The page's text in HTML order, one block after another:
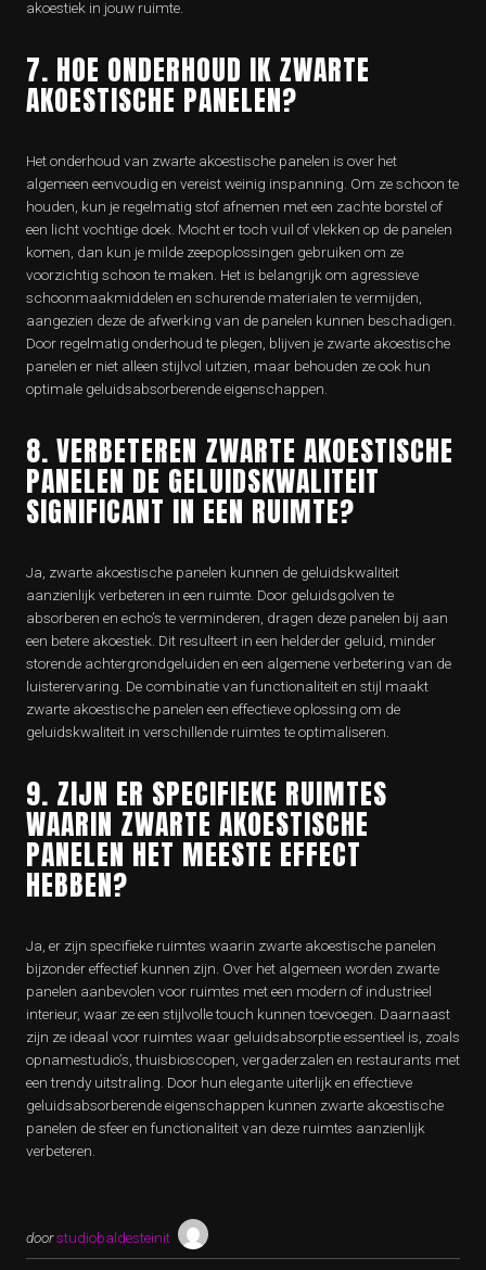
akoestiek in jouw ruimte.
7. HOE ONDERHOUD IK ZWARTE
AKOESTISCHE PANELEN?
Het onderhoud van zwarte akoestische panelen is over het
algemeen eenvoudig en vereist weinig inspanning. Om ze schoon te
houden, kun je regelmatig stof afnemen met een zachte borstel of
een licht vochtige doek. Mocht er toch vuil of vlekken op de panelen
komen, dan kun je milde zeepoplossingen gebruiken om ze
voorzichtig schoon te maken. Het is belangrijk om agressieve
schoonmaakmiddelen en schurende materialen te vermijden,
aangezien deze de afwerking van de panelen kunnen beschadigen.
Door regelmatig onderhoud te plegen, blijven je zwarte akoestische
panelen er niet alleen stijlvol uitzien, maar behouden ze ook hun
optimale geluidsabsorberende eigenschappen.
8. VERBETEREN ZWARTE AKOESTISCHE
PANELEN DE GELUIDSKWALITEIT
SIGNIFICANT IN EEN RUIMTE?
Ja, zwarte akoestische panelen kunnen de geluidskwaliteit
aanzienlijk verbeteren in een ruimte. Door geluidsgolven te
absorberen en echo’s te verminderen, dragen deze panelen bij aan
een betere akoestiek. Dit resulteert in een helderder geluid, minder
storende achtergrondgeluiden en een algemene verbetering van de
luisterervaring. De combinatie van functionaliteit en stijl maakt
zwarte akoestische panelen een effectieve oplossing om de
geluidskwaliteit in verschillende ruimtes te optimaliseren.
9. ZIJN ER SPECIFIEKE RUIMTES
WAARIN ZWARTE AKOESTISCHE
PANELEN HET MEESTE EFFECT
HEBBEN?
Ja, er zijn specifieke ruimtes waarin zwarte akoestische panelen
bijzonder effectief kunnen zijn. Over het algemeen worden zwarte
panelen aanbevolen voor ruimtes met een modern of industrieel
interieur, waar ze een stijlvolle touch kunnen toevoegen. Daarnaast
zijn ze ideaal voor ruimtes waar geluidsabsorptie essentieel is, zoals
opnamestudio’s, thuisbioscopen, vergaderzalen en restaurants met
een trendy uitstraling. Door hun elegante uiterlijk en effectieve
geluidsabsorberende eigenschappen kunnen zwarte akoestische
panelen de sfeer en functionaliteit van deze ruimtes aanzienlijk
verbeteren.
doorstudiobaldesteinit